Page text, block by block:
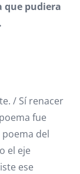
que pudiera
/ Sí renacer
fue
del
el eje
ese